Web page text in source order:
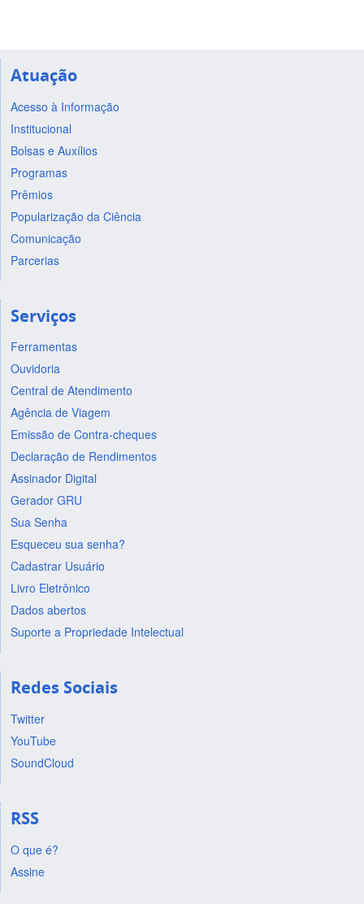
Atuação
Acesso à Informação
Institucional
Bolsas e Auxílios
Programas
Prêmios
Popularização da Ciência
Comunicação
Parcerias
Serviços
Ferramentas
Ouvidoria
Central de Atendimento
Agência de Viagem
Emissão de Contra-cheques
Declaração de Rendimentos
Assinador Digital
Gerador GRU
Sua Senha
Esqueceu sua senha?
Cadastrar Usuário
Livro Eletrônico
Dados abertos
Suporte a Propriedade Intelectual
Redes Sociais
Twitter
YouTube
SoundCloud
RSS
O que é?
Assine